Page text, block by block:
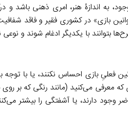
به اندازۀ هنر، امری ذهنی باشد و
بازی» در کشوری فقیر و فاقد
بتوانند با یکدیگر ادغام شوند و
فعلیِ بازی احساس نکنند، یا با
که معرفی می‌کنید (مانند رنگی که
دارند، یا آشفتگی را بیشتر